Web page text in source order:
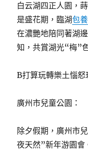
白云湖四正人園，
是盛花期，臨湖包養
在濃艷地陪同著湖
知，共賞湖光“梅”
B打算玩轉樂土惱怒
廣州市兒童公園：
除夕假期，廣州市
夜天然”新年游園會